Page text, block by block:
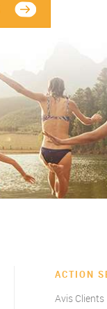
ACTION
Avis Clients